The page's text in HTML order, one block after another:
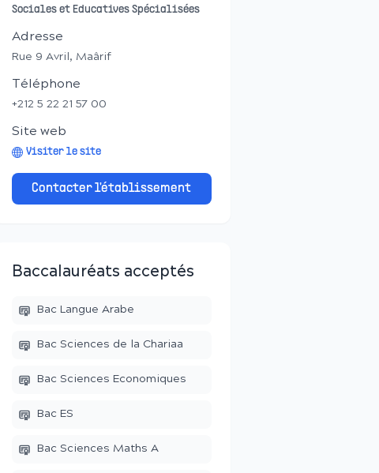
Sociales et Educatives Spécialisées
Adresse
Rue 9 Avril, Maârif
Téléphone
+212 5 22 21 57 00
Site web
Visiter le site
Contacter l'établissement
Baccalauréats acceptés
Bac Langue Arabe
Bac Sciences de la Chariaa
Bac Sciences Economiques
Bac ES
Bac Sciences Maths A